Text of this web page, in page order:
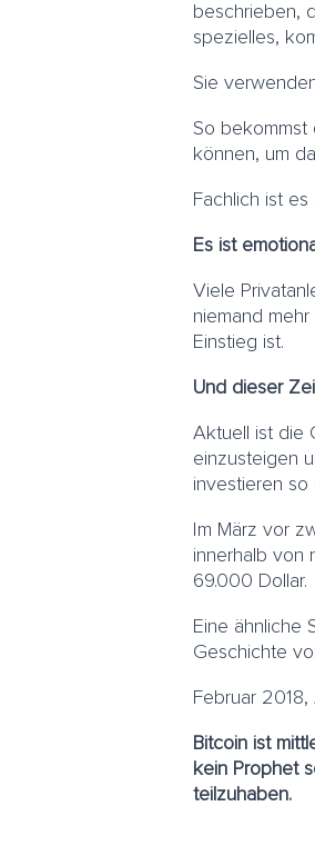
beschrieben,
spezielles,
Sie
So bekommst
können, um
Fachlich ist
Es ist
Viele
niemand
Einstieg ist.
Und dieser
Aktuell ist die
einzusteigen
investieren
Im März vor
innerhalb von
69.000 Dollar.
Eine ähnliche
Geschichte
Februar
Bitcoin ist
kein Prophet
teilzuhaben.